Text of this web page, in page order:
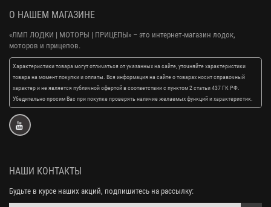
О НАШЕМ МАГАЗИНЕ
«ЛМП ЛОДКИ | МОТОРЫ | ПРИЦЕПЫ» – это интернет-магазин лодок,
моторов и прицепов.
Характеристики товара могут отличаться от указанных на сайте, уточняйте характеристики
товара на момент покупки и оплаты. Вся информация на сайте о товарах носит справочный
характер и не является публичной офертой в соответствии с пунктом 2 статьи 437 ГК РФ.
Убедительно просим Вас при покупке проверять наличие желаемых функций и характеристик.
НАШИ КОНТАКТЫ
Будьте в курсе наших акций, подпишитесь на рассылку: